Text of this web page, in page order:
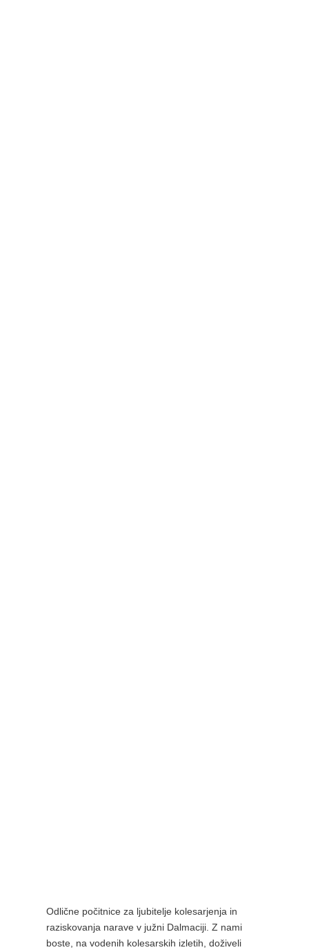
Odlične počitnice za ljubitelje kolesarjenja in
raziskovanja narave v južni Dalmaciji. Z nami
boste, na vodenih kolesarskih izletih, doživeli